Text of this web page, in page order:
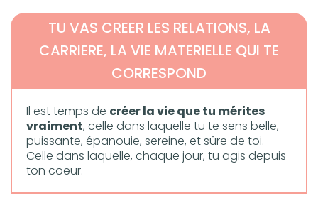
TU VAS CREER LES RELATIONS, LA
CARRIERE, LA VIE MATERIELLE QUI TE
CORRESPOND
Il est temps de créer la vie que tu mérites
vraiment, celle dans laquelle tu te sens belle,
puissante, épanouie, sereine, et sûre de toi.
Celle dans laquelle, chaque jour, tu agis depuis
ton coeur.